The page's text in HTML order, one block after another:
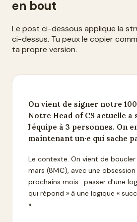
en bout
Le post ci-dessous applique la
ci-dessus. Tu peux le copier
ta propre version.
On vient de signer notre
Notre Head of CS actuelle a
l'équipe à 3 personnes. On
maintenant un·e qui sache
Le contexte. On vient de boucler
mars (8M€), avec une obsession
prochains mois : passer d'une
qui répond » à une logique «
».